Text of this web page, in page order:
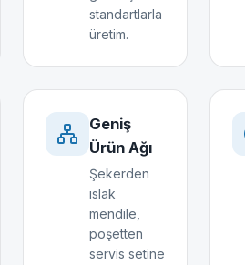
standartlarla
üretim.
Geniş
Ürün Ağı
Şekerden
ıslak
mendile,
poşetten
servis setine